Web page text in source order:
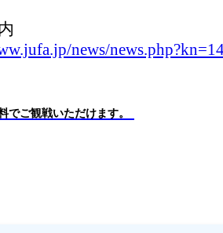
news/
でご観戦いただけます。